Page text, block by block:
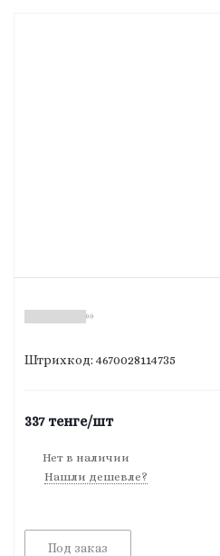
(0)
Штрихкод: 4670028114735
337тенге/шт
Нет в наличии
Нашли дешевле?
Под заказ